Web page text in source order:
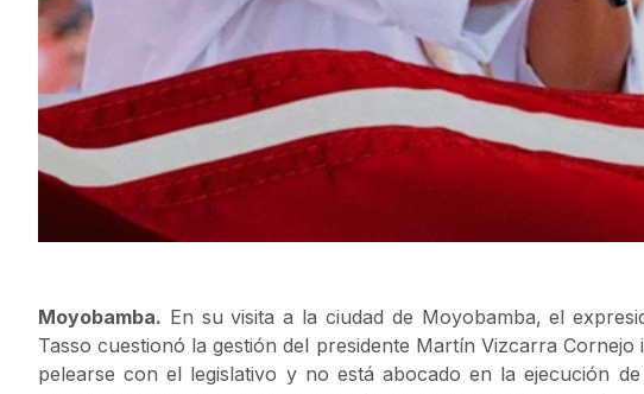
Moyobamba. En su visita a la ciudad de Moyobamba, el
Tasso cuestionó la gestión del presidente Martín Vizcarra Cornejo
pelearse con el legislativo y no está abocado en la ejecución